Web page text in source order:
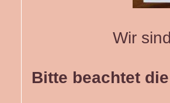
Wir
Bitte beachtet